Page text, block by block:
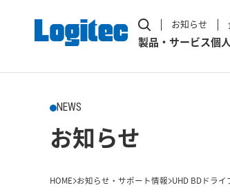
お知らせ
製品・サービス個
NEWS
お知らせ
HOME お知らせ・サポート情報 UHD BDドライ